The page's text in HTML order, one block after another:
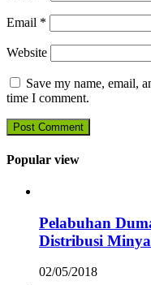
Email *
Website
Save my name, email,
time I comment.
Popular view
Pelabuhan
Distribusi
02/05/2018